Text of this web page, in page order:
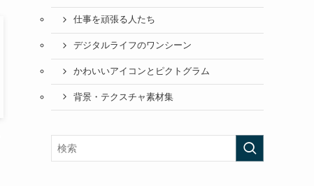
仕事を頑張る人たち
デジタルライフのワンシーン
かわいいアイコンとピクトグラム
背景・テクスチャ素材集